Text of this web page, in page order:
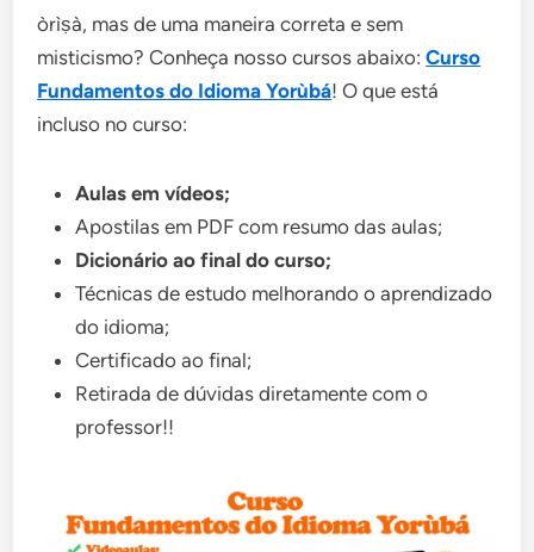
òrìṣà, mas de uma maneira correta e sem
misticismo? Conheça nosso cursos abaixo:Curso
Fundamentos do Idioma Yorùbá! O que está
incluso no curso:
Aulas em vídeos;
Apostilas em PDF com resumo das aulas;
Dicionário ao final do curso;
Técnicas de estudo melhorando o aprendizado
do idioma;
Certificado ao final;
Retirada de dúvidas diretamente com o
professor!!